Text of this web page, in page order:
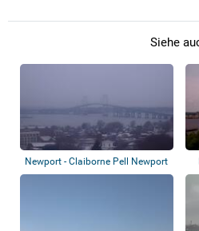
Siehe
Newport - Claiborne Pell Newport
Bridge